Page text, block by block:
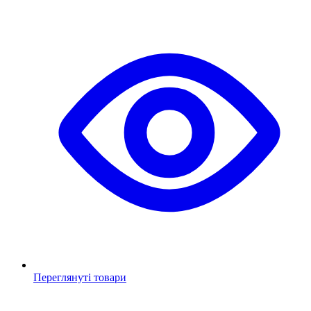
Переглянуті товари